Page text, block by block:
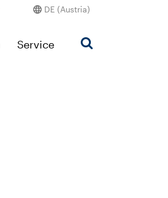
DE (Austria)
Service